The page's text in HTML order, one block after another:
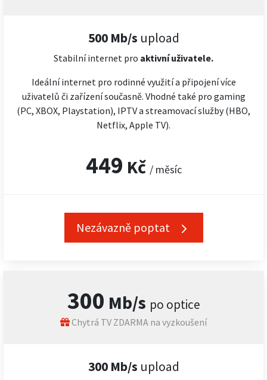
300 Mb/s po optice
Chytrá TV ZDARMA na vyzkoušení
300 Mb/s upload
500 Mb/s upload
Stabilní internet pro aktivní uživatele.
Ideální internet pro rodinné využití a připojení více
uživatelů či zařízení současně. Vhodné také pro gaming
(PC, XBOX, Playstation), IPTV a streamovací služby (HBO,
Netflix, Apple TV).
449 Kč / měsíc
Nezávazně poptat